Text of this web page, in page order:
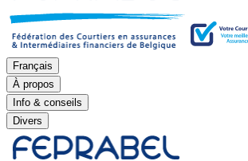
Français
À propos
Info & conseils
Divers